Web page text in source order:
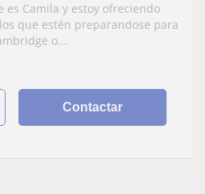
es Camila y estoy ofreciendo
que estén preparandose para
o...
Contactar